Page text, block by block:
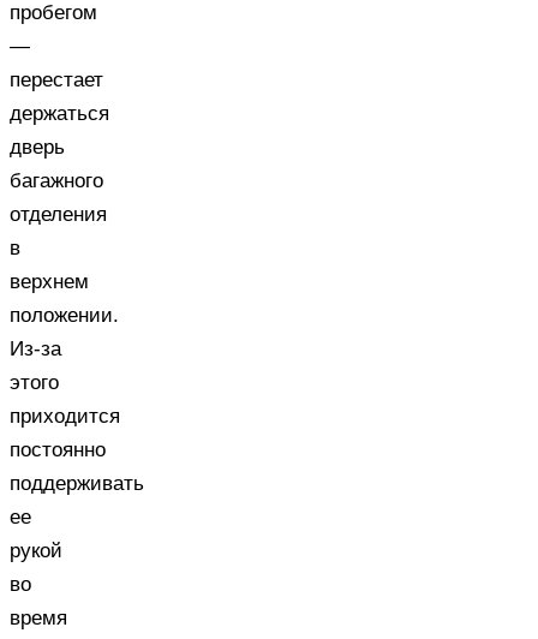
пробегом
—
перестает
держаться
дверь
багажного
отделения
в
верхнем
положении.
Из-за
этого
приходится
постоянно
поддерживать
ее
рукой
во
время